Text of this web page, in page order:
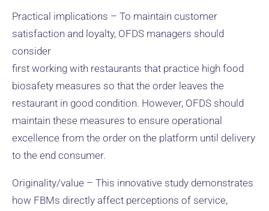
Practical implications – To maintain customer
satisfaction and loyalty, OFDS managers should
consider
first working with restaurants that practice high food
biosafety measures so that the order leaves the
restaurant in good condition. However, OFDS should
maintain these measures to ensure operational
excellence from the order on the platform until delivery
to the end consumer.
Originality/value – This innovative study demonstrates
how FBMs directly affect perceptions of service,